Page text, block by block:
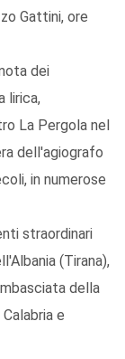
Gattini, ore
dei
lirica,
La Pergola nel
dell'agiografo
in numerose
straordinari
(Tirana),
della
e